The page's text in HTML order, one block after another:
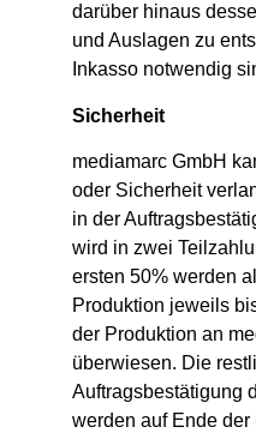
darüber hinaus
und Auslagen zu
Inkasso notwendig
Sicherheit
mediamarc GmbH
oder Sicherheit
in der
wird in zwei
ersten 50% werden
Produktion jeweils
der Produktion an
überwiesen. Die
Auftragsbestätigung
werden auf Ende